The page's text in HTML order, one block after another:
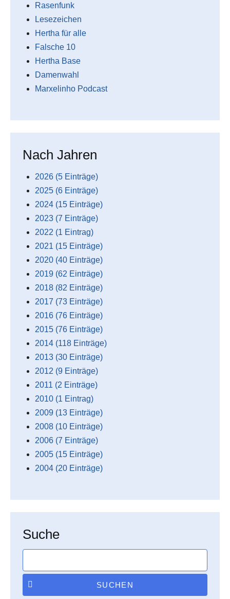
Rasenfunk
Lesezeichen
Hertha für alle
Falsche 10
Hertha Base
Damenwahl
Marxelinho Podcast
Nach Jahren
2026 (5 Einträge)
2025 (6 Einträge)
2024 (15 Einträge)
2023 (7 Einträge)
2022 (1 Eintrag)
2021 (15 Einträge)
2020 (40 Einträge)
2019 (62 Einträge)
2018 (82 Einträge)
2017 (73 Einträge)
2016 (76 Einträge)
2015 (76 Einträge)
2014 (118 Einträge)
2013 (30 Einträge)
2012 (9 Einträge)
2011 (2 Einträge)
2010 (1 Eintrag)
2009 (13 Einträge)
2008 (10 Einträge)
2006 (7 Einträge)
2005 (15 Einträge)
2004 (20 Einträge)
Suche
SUCHEN